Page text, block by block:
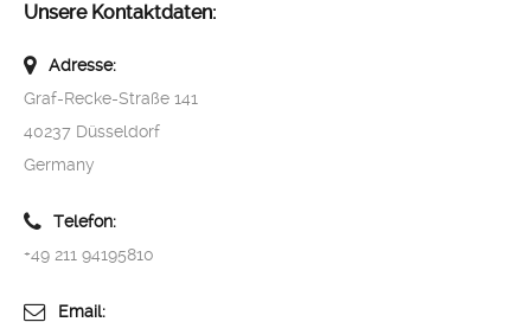
Unsere Kontaktdaten:
Adresse:
Graf-Recke-Straße 141
40237 Düsseldorf
Germany
Telefon:
+49 211 94195810
Email: